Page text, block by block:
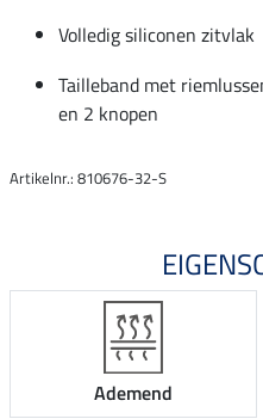
Volledig siliconen zitvlak
Tailleband met
en 2 knopen
Artikelnr.: 810676-32-S
Ademend